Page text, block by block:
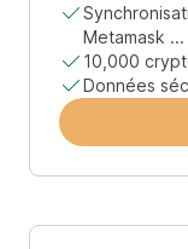
Metamask ...
10,000
Données